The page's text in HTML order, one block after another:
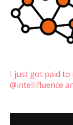
I just got paid to
@intellifluence